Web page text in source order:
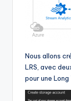
Nous allons
LRS, avec
pour une